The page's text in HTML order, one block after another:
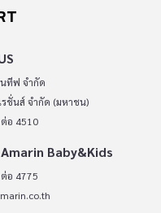
นทีฟ จำกัด
รชั่นส์ จำกัด (มหาชน)
อ 4510
Baby&Kids
อ 4775